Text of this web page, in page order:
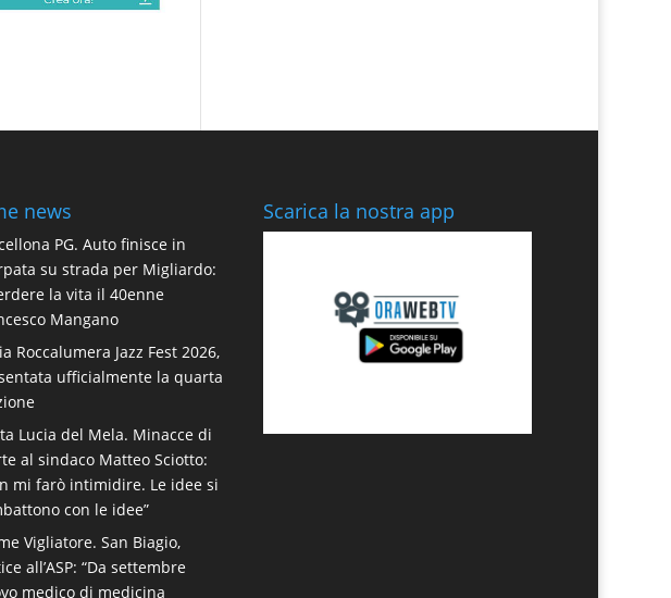
news
PG. Auto finisce in
su strada per Migliardo:
la vita il 40enne
Mangano
Roccalumera Jazz Fest 2026,
ufficialmente la quarta
Lucia del Mela. Minacce di
al sindaco Matteo Sciotto:
mi farò intimidire. Le idee si
con le idee”
Vigliatore. San Biagio,
all’ASP: “Da settembre
medico di medicina
Scarica la nostra app